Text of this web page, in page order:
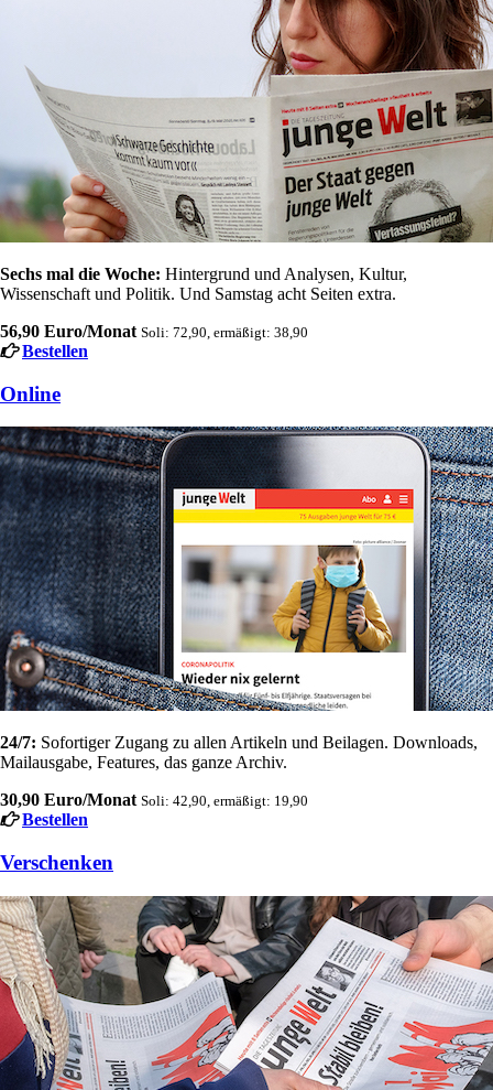
Sechs mal die Woche: Hintergrund und Analysen, Kultur,
Wissenschaft und Politik. Und Samstag acht Seiten extra.
56,90 Euro/Monat Soli: 72,90, ermäßigt: 38,90
Bestellen
Online
24/7: Sofortiger Zugang zu allen Artikeln und Beilagen. Downloads,
Mailausgabe, Features, das ganze Archiv.
30,90 Euro/Monat Soli: 42,90, ermäßigt: 19,90
Bestellen
Verschenken